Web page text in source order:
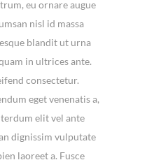
eu ornare augue
nisl id massa
blandit ut urna
in ultrices ante.
consectetur.
eget venenatis a,
elit vel ante
dignissim vulputate
laoreet a. Fusce